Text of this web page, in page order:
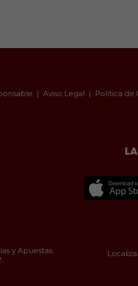
Aviso Legal Política de
y Apuestas